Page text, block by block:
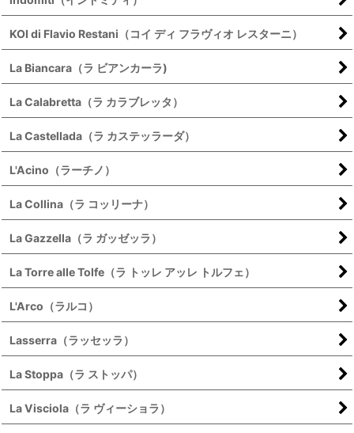
KOI di Flavio Restani（コイ ディ フラヴィオ レスターニ）
La Biancara（ラ ビアンカーラ)
La Calabretta（ラ カラブレッタ）
La Castellada（ラ カステッラーダ）
L'Acino（ラーチノ）
La Collina（ラ コッリーナ）
La Gazzella（ラ ガッゼッラ）
La Torre alle Tolfe（ラ トッレ アッレ トルフェ）
L'Arco（ラルコ）
Lasserra（ラッセッラ）
La Stoppa（ラ ストッパ）
La Visciola（ラ ヴィーショラ）